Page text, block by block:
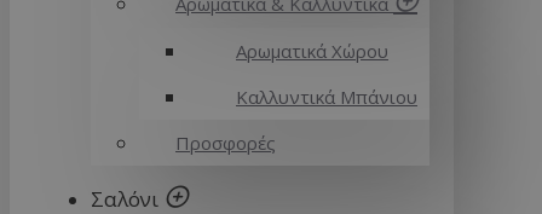
Αρωματικά Χώρου
Καλλυντικά Μπάνιου
Προσφορές
Σαλόνι